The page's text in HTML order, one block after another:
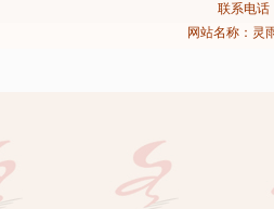
联系电话
网站名称：灵